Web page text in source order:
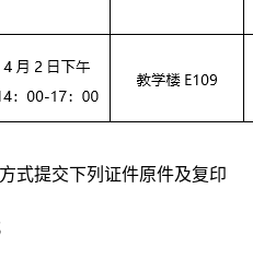
提交下列证件原件及复印